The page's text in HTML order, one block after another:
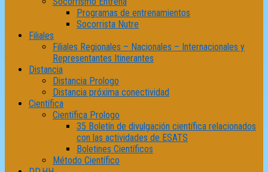
Programas de entrenamientos
Socorrista Nutre
Filiales
Filiales Regionales – Nacionales – Internacionales y
Representantes Itinerantes
Distancia
Distancia Prologo
Distancia próxima conectividad
Científica
Científica Prologo
35 Boletín de divulgación científica relacionados
con las actividades de ESATS
Boletines Científicos
Método Científico